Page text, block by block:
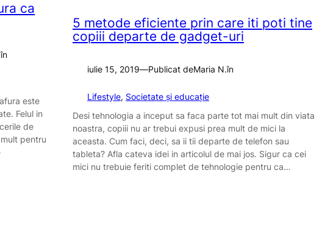
ca
în
este
Felul in
de
pentru
5 metode eficiente prin care iti poti tine
copiii departe de gadget-uri
iulie 15, 2019—Publicat deMaria N.în
Lifestyle, Societate și educație
Desi tehnologia a inceput sa faca parte tot mai mult din viata
noastra, copiii nu ar trebui expusi prea mult de mici la
aceasta. Cum faci, deci, sa ii tii departe de telefon sau
tableta? Afla cateva idei in articolul de mai jos. Sigur ca cei
mici nu trebuie feriti complet de tehnologie pentru ca…